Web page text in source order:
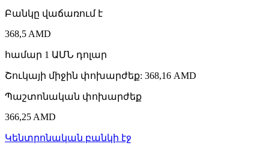
Բանկը վաճառում է
368,5 AMD
համար 1 ԱՄՆ դոլար
Շուկայի միջին փոխարժեք: 368,16 AMD
Պաշտոնական փոխարժեք
366,25 AMD
Կենտրոնական բանկի էջ